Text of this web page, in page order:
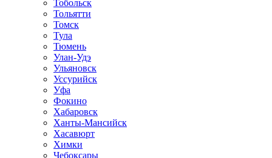
Тобольск
Тольятти
Томск
Тула
Тюмень
Улан-Удэ
Ульяновск
Уссурийск
Уфа
Фокино
Хабаровск
Ханты-Мансийск
Хасавюрт
Химки
Чебоксары